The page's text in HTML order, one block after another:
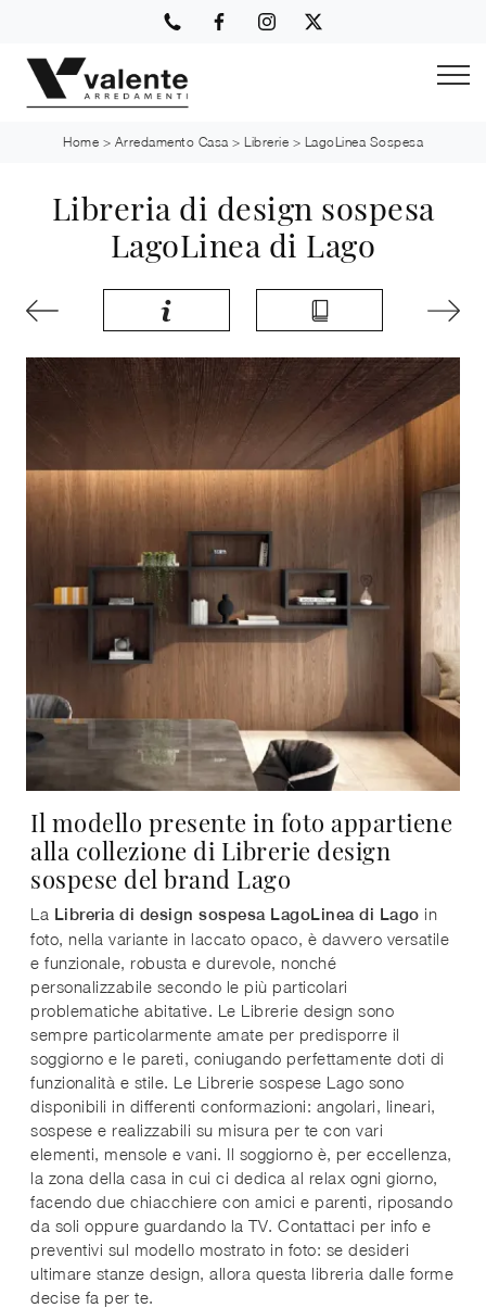
Home > Arredamento Casa > Librerie > LagoLinea Sospesa
Libreria di design sospesa
LagoLinea di Lago
Il modello presente in foto appartiene
alla collezione di Librerie design
sospese del brand Lago
La Libreria di design sospesa LagoLinea di Lago in
foto, nella variante in laccato opaco, è davvero versatile
e funzionale, robusta e durevole, nonché
personalizzabile secondo le più particolari
problematiche abitative. Le Librerie design sono
sempre particolarmente amate per predisporre il
soggiorno e le pareti, coniugando perfettamente doti di
funzionalità e stile. Le Librerie sospese Lago sono
disponibili in differenti conformazioni: angolari, lineari,
sospese e realizzabili su misura per te con vari
elementi, mensole e vani. Il soggiorno è, per eccellenza,
la zona della casa in cui ci dedica al relax ogni giorno,
facendo due chiacchiere con amici e parenti, riposando
da soli oppure guardando la TV. Contattaci per info e
preventivi sul modello mostrato in foto: se desideri
ultimare stanze design, allora questa libreria dalle forme
decise fa per te.